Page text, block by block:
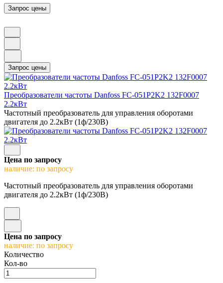
Преобразователи частоты Danfoss FC-051P2K2 132F0007
2.2кВт
Частотный преобразователь для управления оборотами
двигателя до 2.2кВт (1ф/230В)
Цена по запросу
наличие: по запросу
Частотный преобразователь для управления оборотами
двигателя до 2.2кВт (1ф/230В)
Цена по запросу
наличие: по запросу
Количество
Кол-во